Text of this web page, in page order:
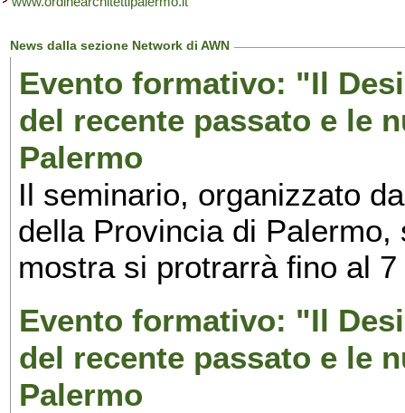
News dalla sezione Network di AWN
Evento formativo: "Il
del recente passato e le
Palermo
Il seminario, organizzato
della Provincia di
mostra si protrarrà fino al
Evento formativo: "Il
del recente passato e le
Palermo